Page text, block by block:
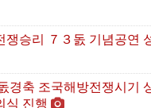
쟁승리 ７３돐 기념공연
경축 조국해방전쟁시기
식 진행